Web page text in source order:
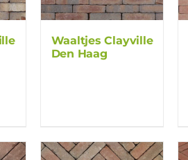
Waaltjes Clayville
Den Haag